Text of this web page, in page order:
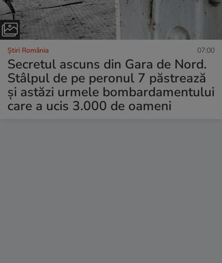
Știri România 07:00
Secretul ascuns din Gara de Nord.
Stâlpul de pe peronul 7 păstrează
și astăzi urmele bombardamentului
care a ucis 3.000 de oameni